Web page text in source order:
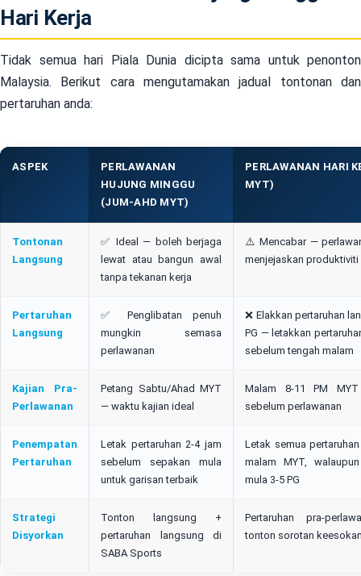
Hari Kerja
Tidak semua hari Piala Dunia dicipta sama untuk penonton
Malaysia. Berikut cara mengutamakan jadual tontonan dan
pertaruhan anda:
ASPEK
PERLAWANAN
HUJUNG MINGGU
(JUM-AHD MYT)
PERLAWANAN HARI
MYT)
Tontonan
Langsung
✅ Ideal — boleh berjaga
lewat atau bangun awal
tanpa tekanan kerja
⚠️ Mencabar —
menjejaskan produktiviti
Pertaruhan
Langsung
✅ Penglibatan penuh
mungkin semasa
perlawanan
❌ Elakkan pertaruhan
PG — letakkan
sebelum tengah malam
Kajian Pra-
Perlawanan
Petang Sabtu/Ahad MYT
— waktu kajian ideal
Malam 8-11 PM
sebelum perlawanan
Penempatan
Pertaruhan
Letak pertaruhan 2-4 jam
sebelum sepakan mula
untuk garisan terbaik
Letak semua
malam MYT,
mula 3-5 PG
Strategi
Disyorkan
Tonton langsung +
pertaruhan langsung di
SABA Sports
Pertaruhan pra-
tonton sorotan